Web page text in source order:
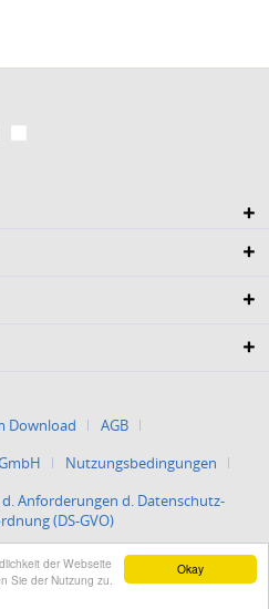
Okay
der Webseite
Sie der Nutzung zu.
Download
AGB
Nutzungsbedingungen
Anforderungen d. Datenschutz-
(DS-GVO)